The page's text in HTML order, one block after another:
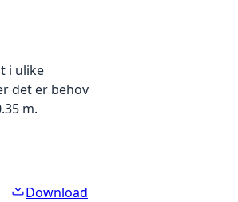
i ulike
det er behov
m.
Download